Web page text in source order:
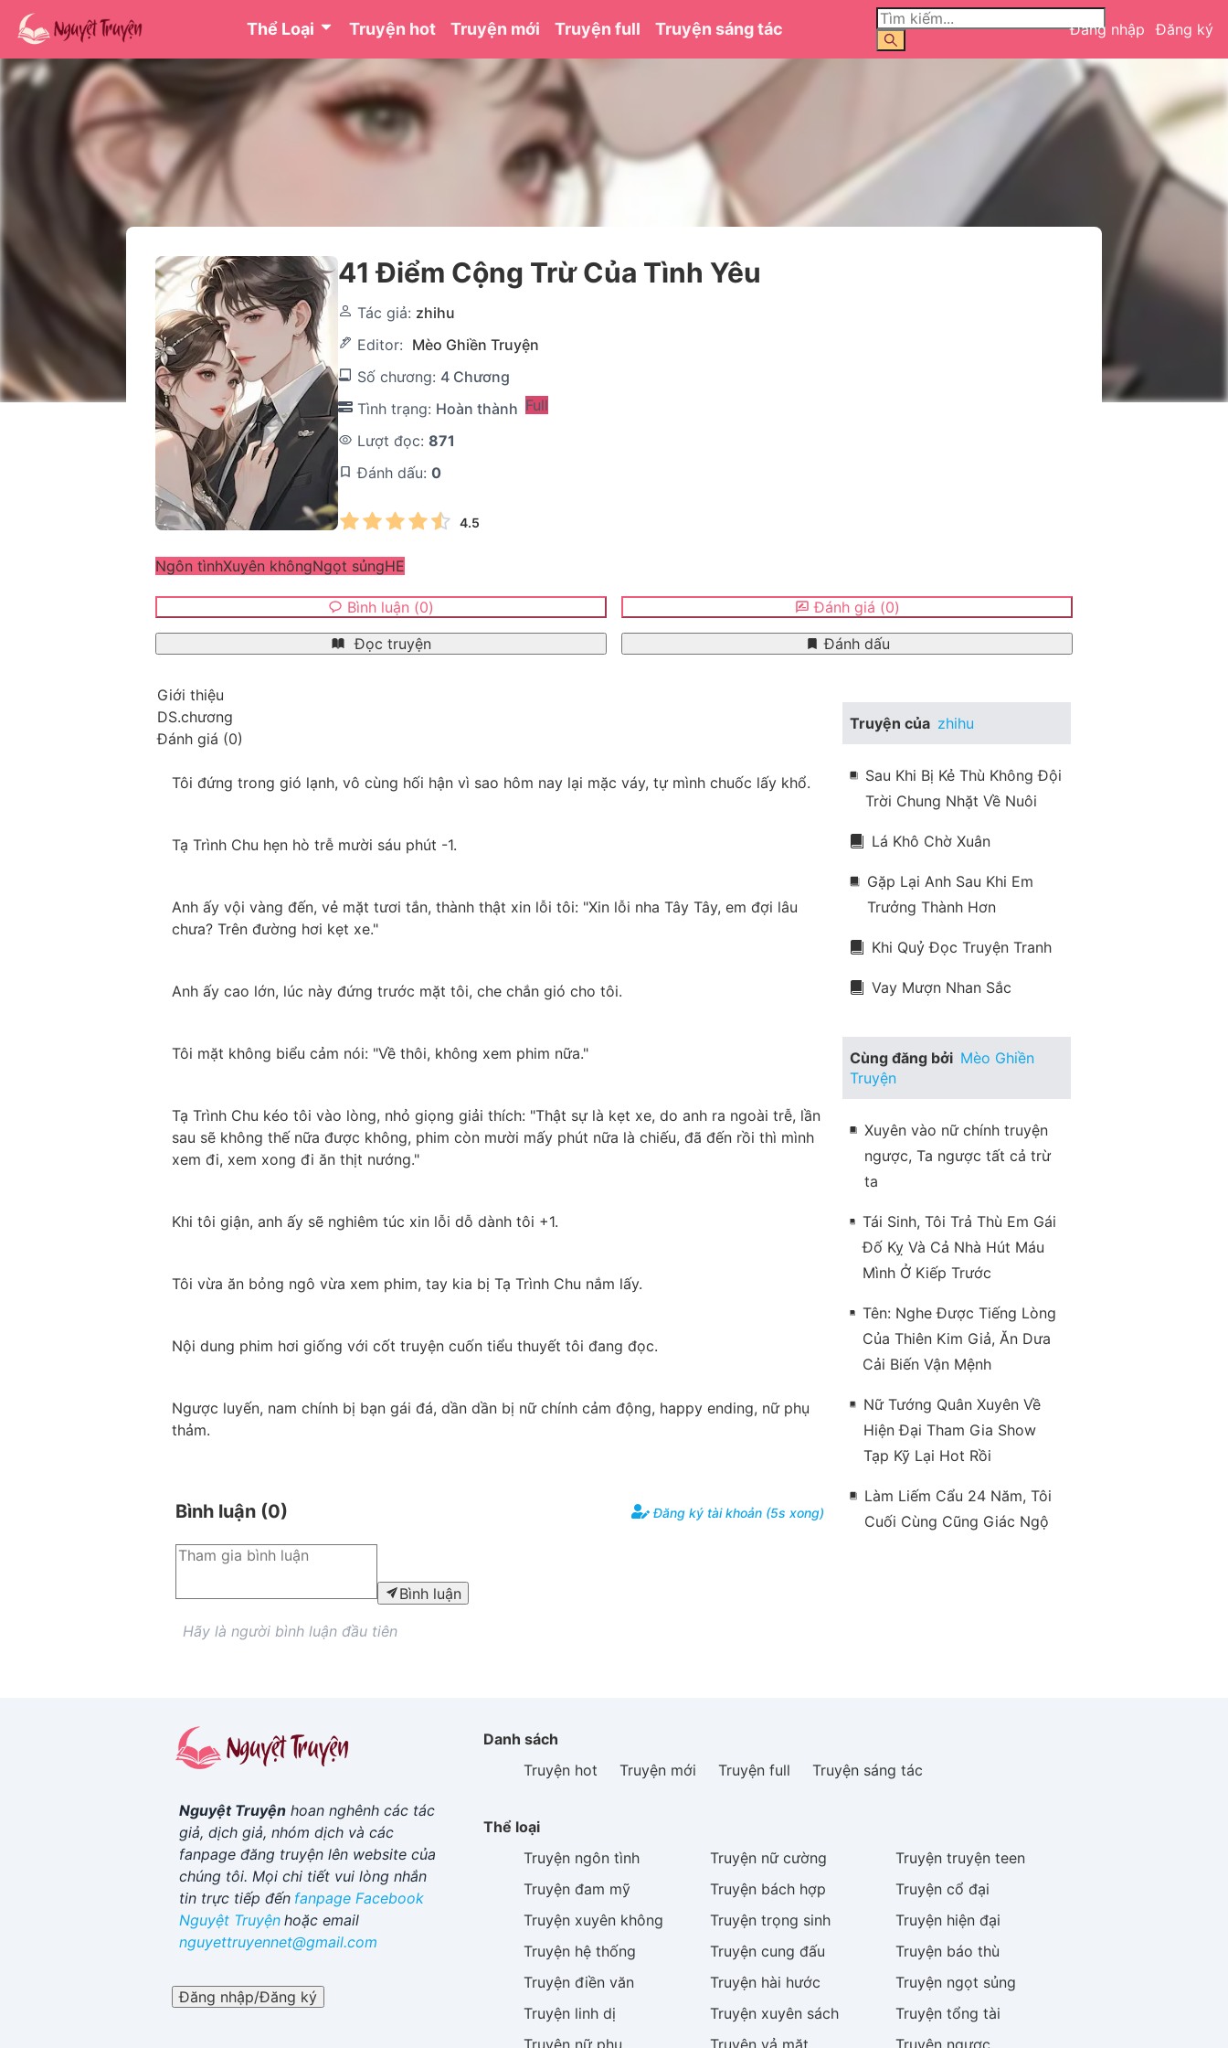
Thể Loại Truyện hot Truyện mới Truyện full Truyện sáng tác Đăng nhập Đăng ký
41 Điểm Cộng Trừ Của Tình Yêu
Tác giả: zhihu
Editor: Mèo Ghiền Truyện
Số chương: 4 Chương
Tình trạng: Hoàn thành Full
Lượt đọc: 871
Đánh dấu: 0
4.5
Ngôn tìnhXuyên khôngNgọt sủngHE
Bình luận (0) Đánh giá (0)
Đọc truyện
Đánh dấu
Giới thiệu
DS.chương
Đánh giá (0)
Tôi đứng trong gió lạnh, vô cùng hối hận vì sao hôm nay lại mặc váy, tự mình chuốc lấy khổ.
Tạ Trình Chu hẹn hò trễ mười sáu phút -1.
Anh ấy vội vàng đến, vẻ mặt tươi tắn, thành thật xin lỗi tôi: "Xin lỗi nha Tây Tây, em đợi lâu
chưa? Trên đường hơi kẹt xe."
Anh ấy cao lớn, lúc này đứng trước mặt tôi, che chắn gió cho tôi.
Tôi mặt không biểu cảm nói: "Về thôi, không xem phim nữa."
Tạ Trình Chu kéo tôi vào lòng, nhỏ giọng giải thích: "Thật sự là kẹt xe, do anh ra ngoài trễ, lần
sau sẽ không thế nữa được không, phim còn mười mấy phút nữa là chiếu, đã đến rồi thì mình
xem đi, xem xong đi ăn thịt nướng."
Khi tôi giận, anh ấy sẽ nghiêm túc xin lỗi dỗ dành tôi +1.
Tôi vừa ăn bỏng ngô vừa xem phim, tay kia bị Tạ Trình Chu nắm lấy.
Nội dung phim hơi giống với cốt truyện cuốn tiểu thuyết tôi đang đọc.
Ngược luyến, nam chính bị bạn gái đá, dần dần bị nữ chính cảm động, happy ending, nữ phụ
thảm.
Bình luận (0) Đăng ký tài khoản (5s xong)
Bình luận
Hãy là người bình luận đầu tiên
Truyện của zhihu
Sau Khi Bị Kẻ Thù Không Đội
Trời Chung Nhặt Về Nuôi
Lá Khô Chờ Xuân
Gặp Lại Anh Sau Khi Em
Trưởng Thành Hơn
Khi Quỷ Đọc Truyện Tranh
Vay Mượn Nhan Sắc
Cùng đăng bởi Mèo Ghiền
Truyện
Xuyên vào nữ chính truyện
ngược, Ta ngược tất cả trừ
ta
Tái Sinh, Tôi Trả Thù Em Gái
Đố Kỵ Và Cả Nhà Hút Máu
Mình Ở Kiếp Trước
Tên: Nghe Được Tiếng Lòng
Của Thiên Kim Giả, Ăn Dưa
Cải Biến Vận Mệnh
Nữ Tướng Quân Xuyên Về
Hiện Đại Tham Gia Show
Tạp Kỹ Lại Hot Rồi
Làm Liếm Cẩu 24 Năm, Tôi
Cuối Cùng Cũng Giác Ngộ
Nguyệt Truyện hoan nghênh các tác
giả, dịch giả, nhóm dịch và các
fanpage đăng truyện lên website của
chúng tôi. Mọi chi tiết vui lòng nhắn
tin trực tiếp đến fanpage Facebook
Nguyệt Truyện hoặc email
nguyettruyennet@gmail.com
Đăng nhập/Đăng ký
Danh sách
Truyện hot
Truyện mới Truyện full Truyện sáng tác
Thể loại
Truyện ngôn tình Truyện nữ cường Truyệntruyện teen
Truyệnđam mỹ Truyện bách hợp Truyệncổ đại
Truyện xuyên không Truyện trọng sinh Truyện hiện đại
Truyện hệ thống Truyện cung đấu Truyện báo thù
Truyệnđiền văn Truyện hài hước Truyện ngọt sủng
Truyện linh dị Truyện xuyên sách Truyệntổng tài
Truyện nữ phụ Truyện vả mặt Truyện ngược